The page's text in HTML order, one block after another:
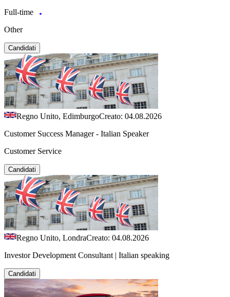
Full-time
Other
Candidati
Regno Unito, EdimburgoCreato: 04.08.2026
Customer Success Manager - Italian Speaker
Customer Service
Candidati
Regno Unito, LondraCreato: 04.08.2026
Investor Development Consultant | Italian speaking
Candidati